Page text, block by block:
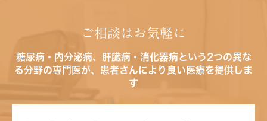
ご相談はお気軽に
糖尿病・内分泌病、肝臓病・消化器病という2つの異な
る分野の専門医が、患者さんにより良い医療を提供しま
す